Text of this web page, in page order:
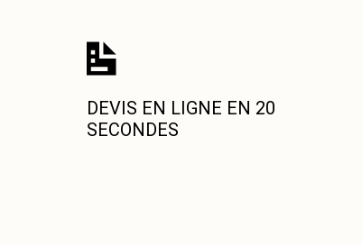
DEVIS EN LIGNE EN 20
SECONDES